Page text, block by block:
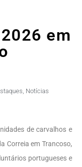
em
, Notícias
de carvalhos e
Correia em Trancoso,
portugueses e